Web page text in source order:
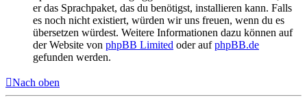
er das Sprachpaket, das du benötigst, installieren kann. Falls
es noch nicht existiert, würden wir uns freuen, wenn du es
übersetzen würdest. Weitere Informationen dazu können auf
der Website von phpBB Limited oder aufphpBB.de
gefunden werden.
Nach oben